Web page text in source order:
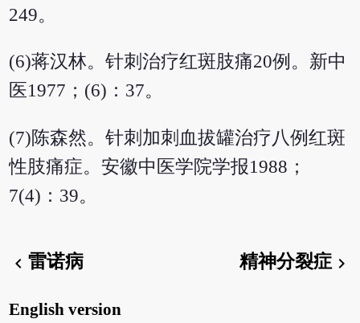
249。
(6)蒋汉林。针刺治疗红斑肢痛20例。新中
医1977；(6)：37。
(7)陈森然。针刺加刺血拔罐治疗八例红斑
性肢痛症。安徽中医学院学报1988；
7(4)：39。
chevron_left雷诺病 精神分裂症chevron_right
English version